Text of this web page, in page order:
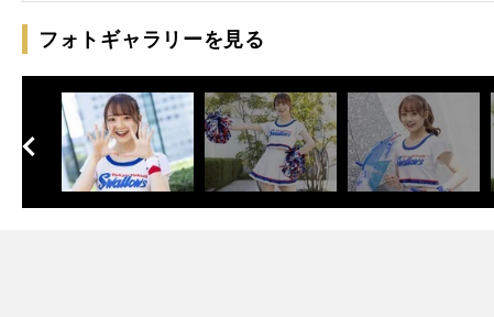
フォトギャラリーを見る
次
へ